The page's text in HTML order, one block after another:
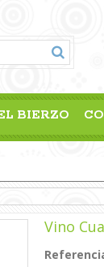
BIERZO
Vino